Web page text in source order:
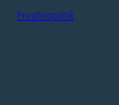
Privatlivspolitik